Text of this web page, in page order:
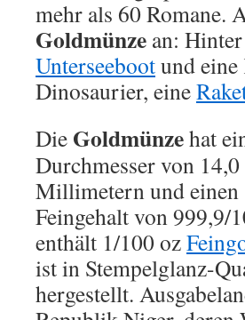
mehr als 60 Romane.
Goldmünze an:
Unterseebootund
Dinosaurier, eine
Die Goldmünzehat
Durchmesser von 14,0
Millimetern und einen
Feingehalt von 999,9/
enthält 1/100 oz
ist in Stempelglanz-
hergestellt.